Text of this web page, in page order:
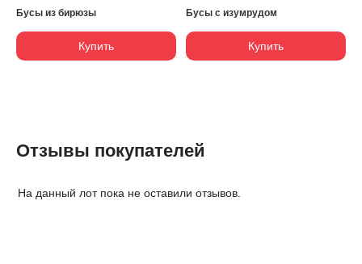
Бусы из бирюзы
Купить
Бусы с изумрудом
Купить
Отзывы покупателей
На данный лот пока не оставили отзывов.